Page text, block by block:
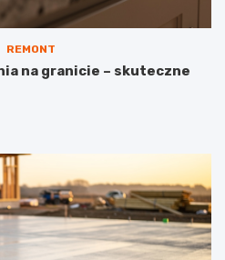
REMONT
na granicie – skuteczne